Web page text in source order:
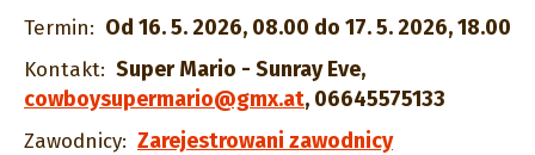
Termin: Od 16. 5. 2026, 08.00 do 17. 5. 2026, 18.00
Kontakt: Super Mario - Sunray Eve,
cowboysupermario@gmx.at, 06645575133
Zawodnicy: Zarejestrowani zawodnicy